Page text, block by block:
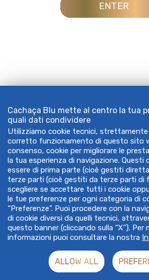
ENTER
Cachaça Blu mette al centro la tua
quali dati condividere
Utilizziamo cookie tecnici, strettamente
corretto funzionamento di questo sito
consenso, cookie per migliorare le
la tua esperienza di navigazione. Questi
essere di prima parte (cioè gestiti
terze parti (cioè gestiti da terze parti di
scegliere se accettare tutti i cookie
le tue preferenze per ogni categoria di
“Preferenze”. Puoi procedere con la
di cookie diversi da quelli tecnici,
questo banner (cliccando sulla “X”). Per
informazioni puoi consultare la nostra
ALLOW ALL